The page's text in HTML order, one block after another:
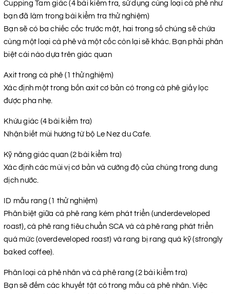
Cupping Tam giác (4 bài kiểm tra, sử dụng cùng loại cà phê như
bạn đã làm trong bài kiểm tra thử nghiệm)
Bạn sẽ có ba chiếc cốc trước mặt, hai trong số chúng sẽ chứa
cùng một loại cà phê và một cốc còn lại sẽ khác. Bạn phải phân
biệt cái nào dựa trên giác quan
Axit trong cà phê (1 thử nghiệm)
Xác định một trong bốn axit cơ bản có trong cà phê giấy lọc
được pha nhẹ.
Khứu giác (4 bài kiểm tra)
Nhận biết mùi hương từ bộ Le Nez du Cafe.
Kỹ năng giác quan (2 bài kiểm tra)
Xác định các mùi vị cơ bản và cường độ của chúng trong dung
dịch nước.
ID mẫu rang (1 thử nghiệm)
Phân biệt giữa cà phê rang kém phát triển (underdeveloped
roast), cà phê rang tiêu chuẩn SCA và cà phê rang phát triển
quá mức (overdeveloped roast) và rang bị rang quá kỹ (strongly
baked coffee).
Phân loại cà phê nhân và cà phê rang (2 bài kiểm tra)
Bạn sẽ đếm các khuyết tật có trong mẫu cà phê nhân. Việc